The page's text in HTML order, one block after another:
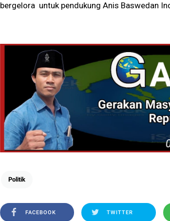
bergelora untuk pendukung Anis Baswedan
Politik
FACEBOOK TWITTER